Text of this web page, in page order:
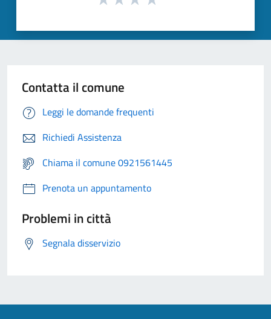
Contatta il comune
Leggi le domande frequenti
Richiedi Assistenza
Chiama il comune 0921561445
Prenota un appuntamento
Problemi in città
Segnala disservizio